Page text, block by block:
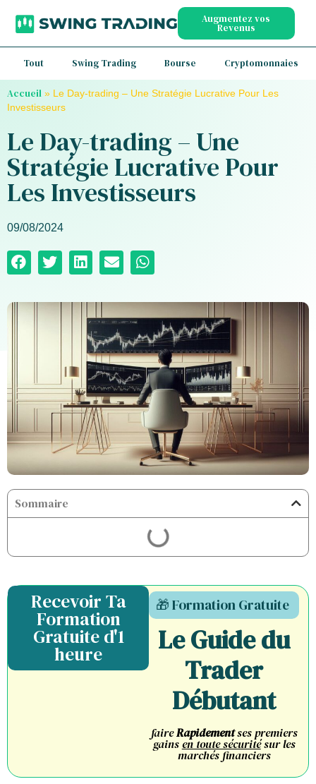
Augmentez vos
Revenus
Tout Swing Trading Bourse Cryptomonnaies
Accueil » Le Day-trading – Une Stratégie Lucrative Pour Les
Investisseurs
Le Day-trading – Une
Stratégie Lucrative Pour
Les Investisseurs
09/08/2024
Sommaire
Recevoir Ta
Formation
Gratuite d'1
heure
🎁 Formation Gratuite
Le Guide du
Trader
Débutant
faireRapidementses premiers
gainsen toute sécuritésur les
marchés financiers